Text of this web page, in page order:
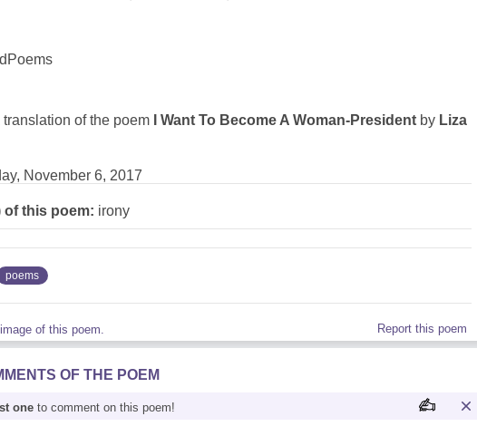
of the poem I Want To Become A Woman-President by Liza
November 6, 2017
of this poem: irony
poems
of this poem. Report this poem
OF THE POEM
one to comment on this poem!